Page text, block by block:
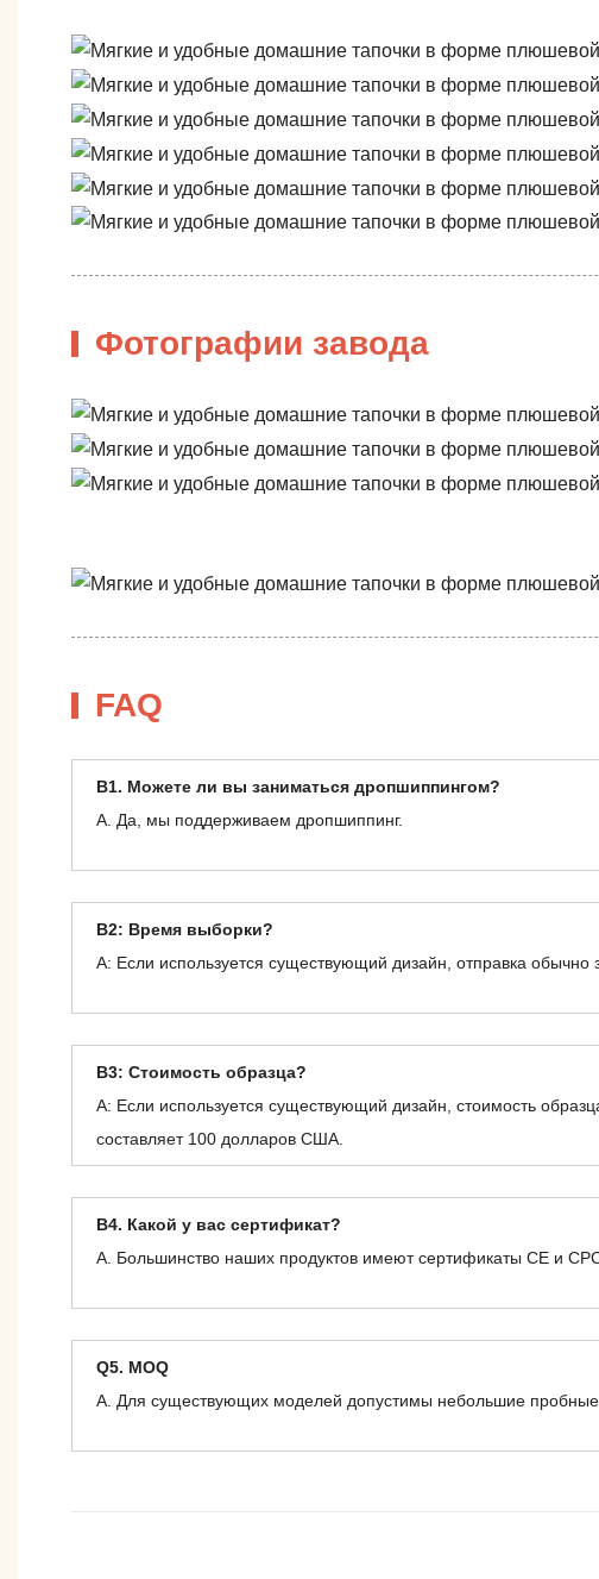
Фотографии завода
FAQ
В1. Можете ли вы заниматься дропшиппингом?
А. Да, мы поддерживаем дропшиппинг.
В2: Время выборки?
А: Если используется существующий дизайн, отправка
В3: Стоимость образца?
А: Если используется существующий дизайн, стоимость
составляет 100 долларов США.
В4. Какой у вас сертификат?
А. Большинство наших продуктов имеют сертификаты CE и
Q5. MOQ
А. Для существующих моделей допустимы небольшие пробные